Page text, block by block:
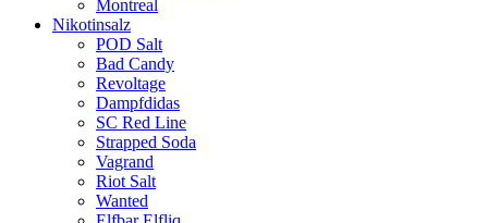
Montreal
Nikotinsalz
POD Salt
Bad Candy
Revoltage
Dampfdidas
SC Red Line
Strapped Soda
Vagrand
Riot Salt
Wanted